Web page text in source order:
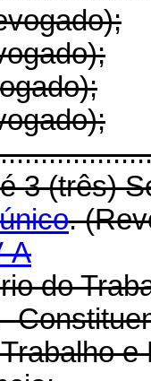
3 (três)
.
A
do
e